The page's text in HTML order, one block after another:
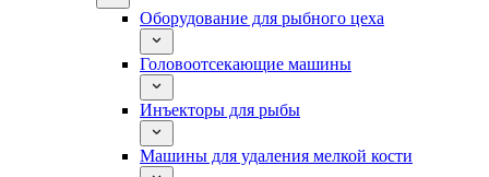
Оборудование для рыбного цеха
Головоотсекающие машины
Инъекторы для рыбы
Машины для удаления мелкой кости